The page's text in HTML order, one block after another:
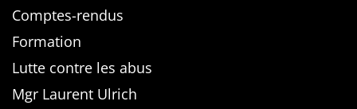
Comptes-rendus
Formation
Lutte contre les abus
Mgr Laurent Ulrich